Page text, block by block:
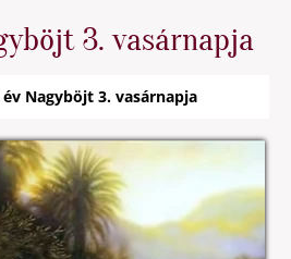
3. vasárnapja
év Nagyböjt 3. vasárnapja